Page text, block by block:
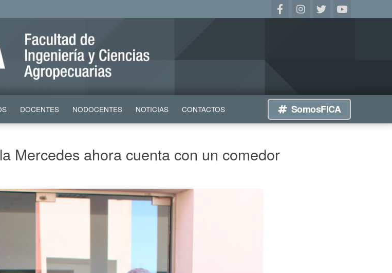
DOCENTES NODOCENTES NOTICIAS CONTACTOS SomosFICA
Mercedes ahora cuenta con un comedor